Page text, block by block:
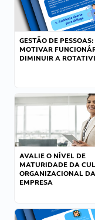
GESTÃO DE
MOTIVAR
DIMINUIR A
AVALIE O NÍVEL DE
MATURIDADE DA
ORGANIZACIONAL
EMPRESA